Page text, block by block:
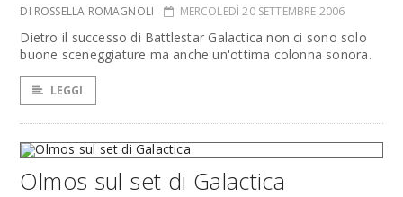
DI ROSSELLA ROMAGNOLI MERCOLEDÌ 20 SETTEMBRE 2006
Dietro il successo di Battlestar Galactica non ci sono solo
buone sceneggiature ma anche un'ottima colonna sonora.
LEGGI
Olmos sul set di Galactica